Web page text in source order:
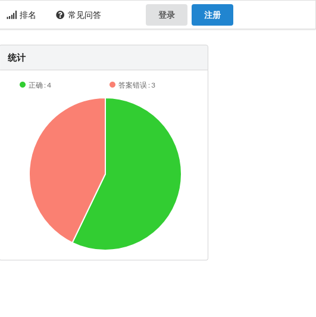
排名 常见问答 登录 注册
统计
正确 : 4 答案错误 : 3